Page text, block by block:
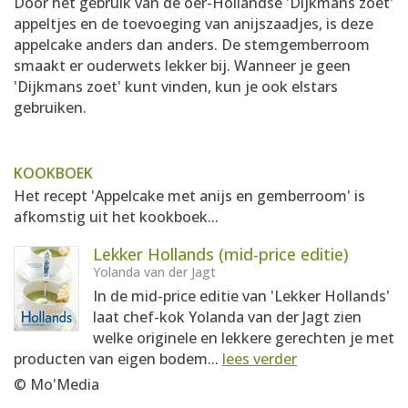
appeltjes en de toevoeging van anijszaadjes, is deze
appelcake anders dan anders. De stemgemberroom
smaakt er ouderwets lekker bij. Wanneer je geen
'Dijkmans zoet' kunt vinden, kun je ook elstars
gebruiken.
KOOKBOEK
Het recept 'Appelcake met anijs en gemberroom' is
afkomstig uit het kookboek...
Lekker Hollands (mid-price editie)
Yolanda van der Jagt
In de mid-price editie van 'Lekker Hollands'
laat chef-kok Yolanda van der Jagt zien
welke originele en lekkere gerechten je met
producten van eigen bodem... lees verder
© Mo'Media